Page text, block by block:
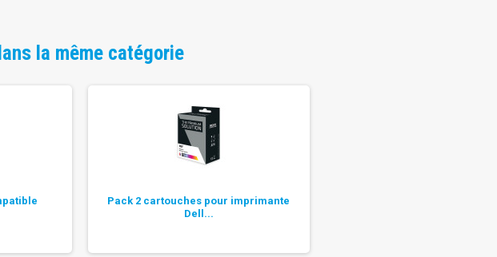
la même catégorie
Pack 2 cartouches pour imprimante
Dell...